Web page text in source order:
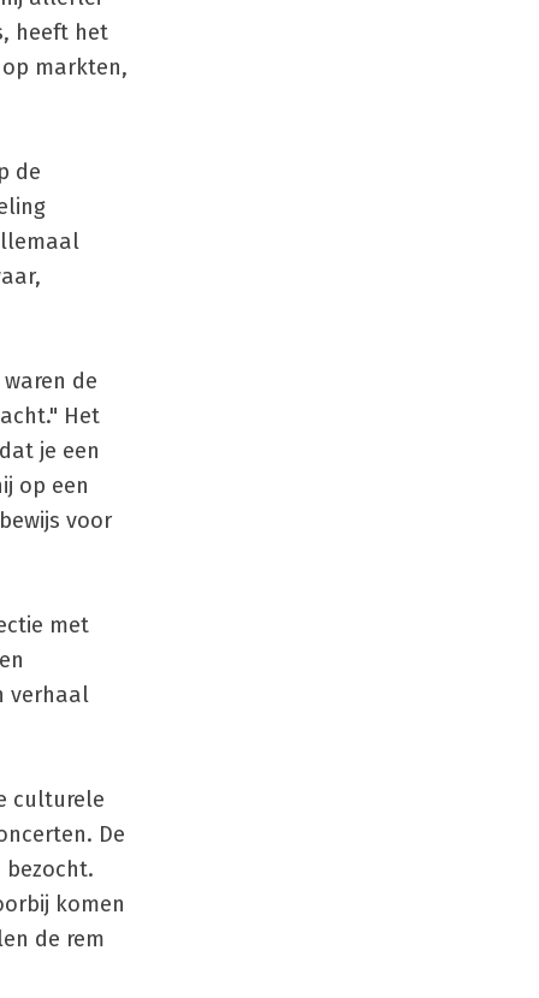
heeft het
markten,
de
de
Het
je een
op een
voor
met
verhaal
culturele
De
bezocht.
komen
de rem